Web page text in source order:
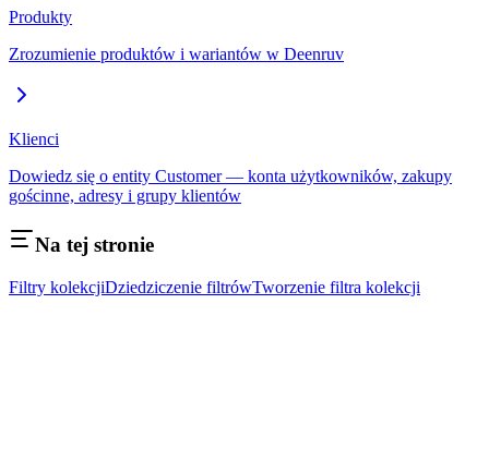
Produkty
Zrozumienie produktów i wariantów w Deenruv
Klienci
Dowiedz się o entity Customer — konta użytkowników, zakupy
gościnne, adresy i grupy klientów
Na tej stronie
Filtry kolekcjiDziedziczenie filtrówTworzenie filtra kolekcji